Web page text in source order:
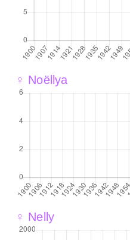
♀ Noëllya
♀ Nelly